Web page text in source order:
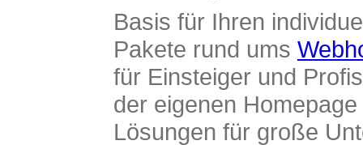
Basis für Ihren
Pakete rund ums
für Einsteiger und
der eigenen
Lösungen für große